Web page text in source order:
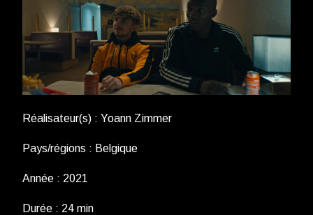
Réalisateur(s) : Yoann Zimmer
Pays/régions : Belgique
Année : 2021
Durée : 24 min